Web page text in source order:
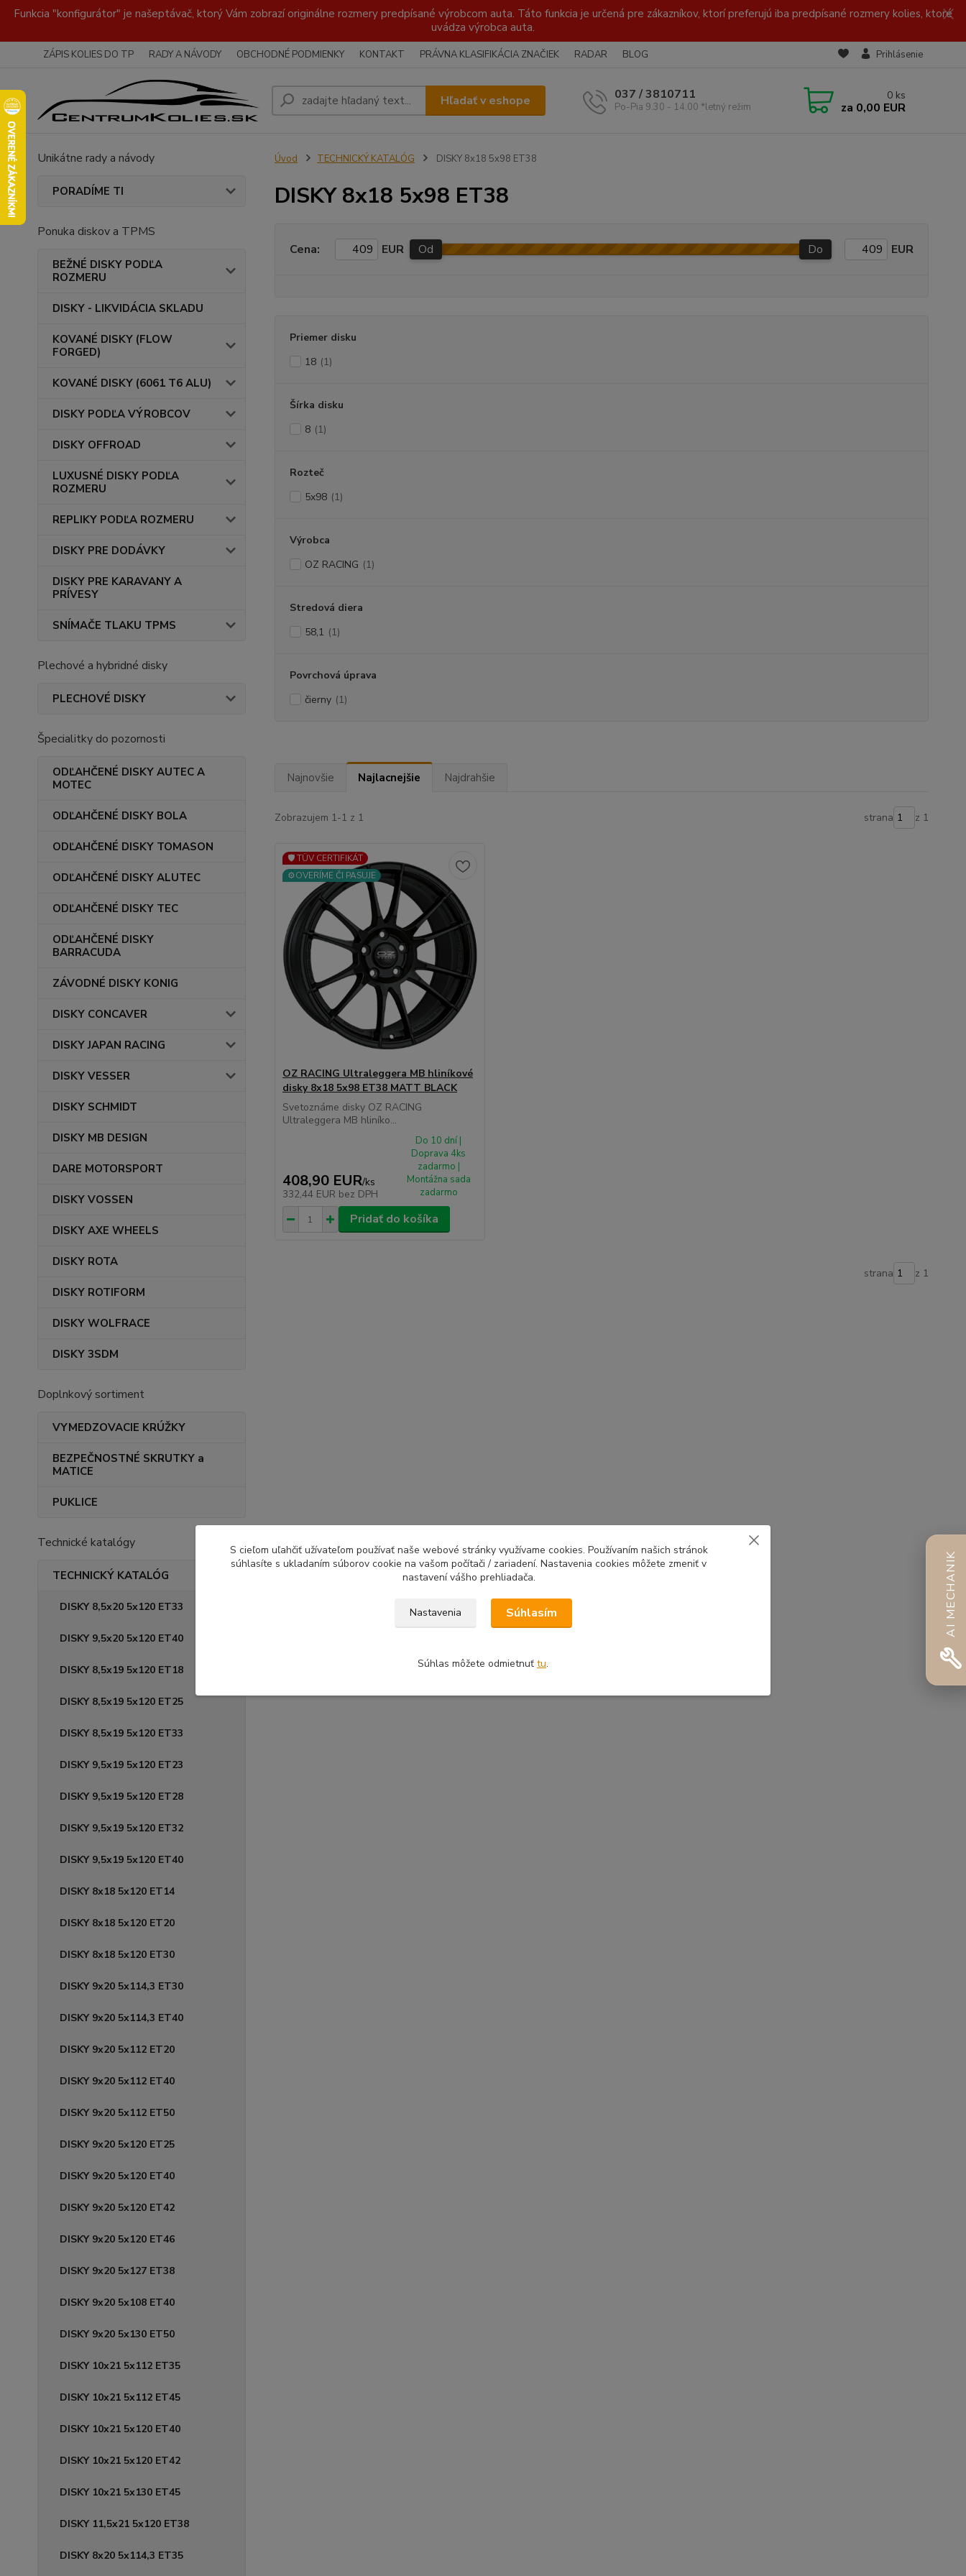
Funkcia "konfigurátor" je našeptávač, ktorý Vám zobrazí originálne rozmery predpísané výrobcom auta. Táto funkcia je určená pre zákazníkov, ktorí preferujú iba predpísané rozmery kolies, ktoré
uvádza výrobca auta.
ZÁPIS KOLIES DO TP RADY A NÁVODY OBCHODNÉ PODMIENKY KONTAKT PRÁVNA KLASIFIKÁCIA ZNAČIEK RADAR BLOG Prihlásenie
Hľadať v eshope 037 / 3810711
Po-Pia 9.30 - 14.00 *letný režim
0 ks
za 0,00 EUR
Unikátne rady a návody
PORADÍME TI
Ponuka diskov a TPMS
BEŽNÉ DISKY PODĽA
ROZMERU
DISKY - LIKVIDÁCIA SKLADU
KOVANÉ DISKY (FLOW
FORGED)
KOVANÉ DISKY (6061 T6 ALU)
DISKY PODĽA VÝROBCOV
DISKY OFFROAD
LUXUSNÉ DISKY PODĽA
ROZMERU
REPLIKY PODĽA ROZMERU
DISKY PRE DODÁVKY
DISKY PRE KARAVANY A
PRÍVESY
SNÍMAČE TLAKU TPMS
Plechové a hybridné disky
PLECHOVÉ DISKY
Špecialitky do pozornosti
ODĽAHČENÉ DISKY AUTEC A
MOTEC
ODĽAHČENÉ DISKY BOLA
ODĽAHČENÉ DISKY TOMASON
ODĽAHČENÉ DISKY ALUTEC
ODĽAHČENÉ DISKY TEC
ODĽAHČENÉ DISKY
BARRACUDA
ZÁVODNÉ DISKY KONIG
DISKY CONCAVER
DISKY JAPAN RACING
DISKY VESSER
DISKY SCHMIDT
DISKY MB DESIGN
DARE MOTORSPORT
DISKY VOSSEN
DISKY AXE WHEELS
DISKY ROTA
DISKY ROTIFORM
DISKY WOLFRACE
DISKY 3SDM
Doplnkový sortiment
VYMEDZOVACIE KRÚŽKY
BEZPEČNOSTNÉ SKRUTKY a
MATICE
PUKLICE
Technické katalógy
TECHNICKÝ KATALÓG
DISKY 8,5x20 5x120 ET33
DISKY 9,5x20 5x120 ET40
DISKY 8,5x19 5x120 ET18
DISKY 8,5x19 5x120 ET25
DISKY 8,5x19 5x120 ET33
DISKY 9,5x19 5x120 ET23
DISKY 9,5x19 5x120 ET28
DISKY 9,5x19 5x120 ET32
DISKY 9,5x19 5x120 ET40
DISKY 8x18 5x120 ET14
DISKY 8x18 5x120 ET20
DISKY 8x18 5x120 ET30
DISKY 9x20 5x114,3 ET30
DISKY 9x20 5x114,3 ET40
DISKY 9x20 5x112 ET20
DISKY 9x20 5x112 ET40
DISKY 9x20 5x112 ET50
DISKY 9x20 5x120 ET25
DISKY 9x20 5x120 ET40
DISKY 9x20 5x120 ET42
DISKY 9x20 5x120 ET46
DISKY 9x20 5x127 ET38
DISKY 9x20 5x108 ET40
DISKY 9x20 5x130 ET50
DISKY 10x21 5x112 ET35
DISKY 10x21 5x112 ET45
DISKY 10x21 5x120 ET40
DISKY 10x21 5x120 ET42
DISKY 10x21 5x130 ET45
DISKY 11,5x21 5x120 ET38
DISKY 8x20 5x114,3 ET35
Úvod TECHNICKÝ KATALÓG DISKY 8x18 5x98 ET38
DISKY 8x18 5x98 ET38
Cena: EUR Od Do EUR
Priemer disku
18 (1)
Šírka disku
8 (1)
Rozteč
5x98 (1)
Výrobca
OZ RACING (1)
Stredová diera
58,1 (1)
Povrchová úprava
čierny (1)
Najnovšie Najlacnejšie Najdrahšie
Zobrazujem 1-1 z 1 strana z 1
🛡️ TÜV CERTIFIKÁT
⚙️OVERÍME ČI PASUJE
OZ RACING Ultraleggera MB hliníkové
disky 8x18 5x98 ET38 MATT BLACK
Svetoznáme disky OZ RACING
Ultraleggera MB hliníko...
408,90 EUR/ks
332,44 EUR bez DPH
Do 10 dní |
Doprava 4ks
zadarmo |
Montážna sada
zadarmo
Pridať do košíka
strana z 1
AI MECHANIK
S cieľom uľahčiť užívateľom používať naše webové stránky využívame cookies. Používaním našich stránok
súhlasíte s ukladaním súborov cookie na vašom počítači / zariadení. Nastavenia cookies môžete zmeniť v
nastavení vášho prehliadača.
Nastavenia Súhlasím
Súhlas môžete odmietnuť tu.